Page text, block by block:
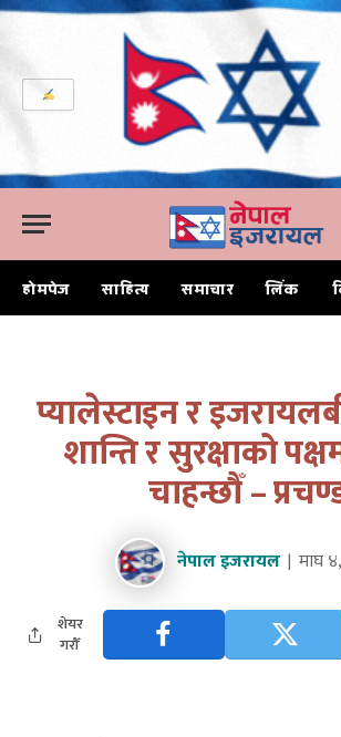
होमपेज साहित्य समाचार लिंक
प्यालेस्टाइन र
शान्ति र सुरक्षाको
चाहन्छौँ –
नेपाल इजरायल माघ
शेयर
गरौँ